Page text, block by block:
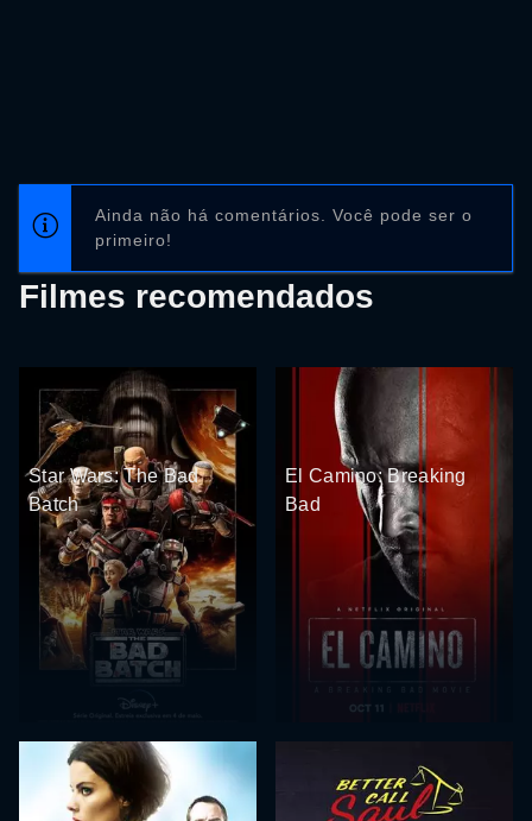
Ainda não há comentários. Você pode ser o
primeiro!
Filmes recomendados
Star Wars: The Bad
Batch
El Camino: Breaking
Bad